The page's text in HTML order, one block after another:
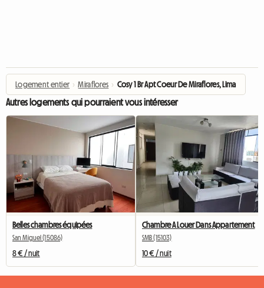
Logement entier › Miraflores › Cosy 1 Br Apt Coeur De Miraflores, Lima
Autres logements qui pourraient vous intéresser
Belles chambres équipées
San Miguel (15086)
8 € / nuit
Chambre A Louer Dans Appartement
SMB (15103)
10 € / nuit